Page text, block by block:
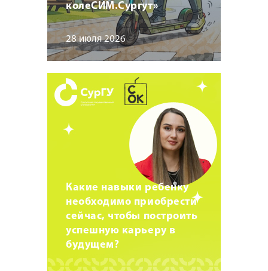
колеСИМ.Сургут»
28 июля 2026
Какие навыки ребенку
необходимо приобрести
сейчас, чтобы построить
успешную карьеру в
будущем?